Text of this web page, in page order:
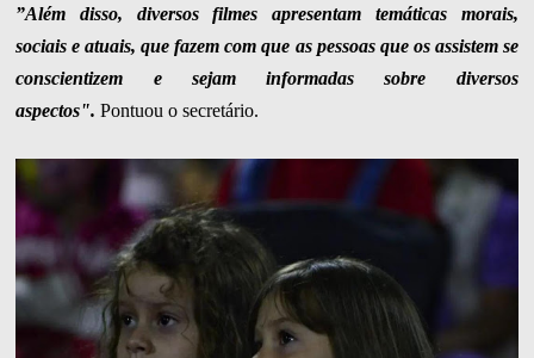
”Além disso, diversos filmes apresentam temáticas morais,
sociais e atuais, que fazem com que as pessoas que os assistem se
conscientizem e sejam informadas sobre diversos
aspectos".Pontuou o secretário.